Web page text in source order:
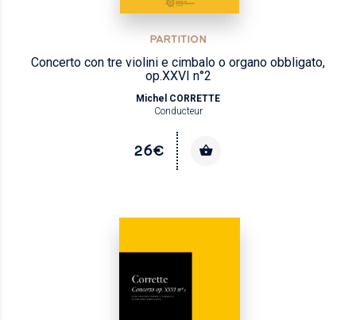
PARTITION
Concerto con tre violini e cimbalo o organo obbligato,
op.XXVI n°2
Michel CORRETTE
Conducteur
26€